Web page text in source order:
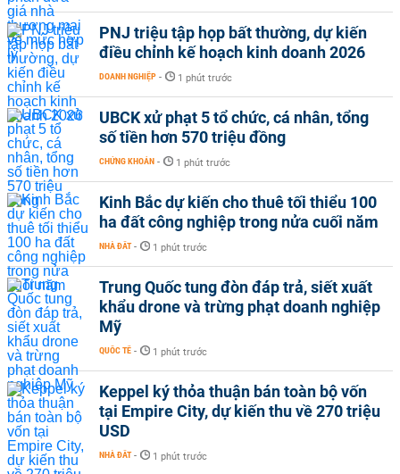
PNJ triệu tập họp bất thường, dự kiến
điều chỉnh kế hoạch kinh doanh 2026
DOANH NGHIỆP - 1 phút trước
UBCK xử phạt 5 tổ chức, cá nhân, tổng
số tiền hơn 570 triệu đồng
CHỨNG KHOÁN - 1 phút trước
Kinh Bắc dự kiến cho thuê tối thiểu 100
ha đất công nghiệp trong nửa cuối năm
NHÀ ĐẤT - 1 phút trước
Trung Quốc tung đòn đáp trả, siết xuất
khẩu drone và trừng phạt doanh nghiệp
Mỹ
QUỐC TẾ - 1 phút trước
Keppel ký thỏa thuận bán toàn bộ vốn
tại Empire City, dự kiến thu về 270 triệu
USD
NHÀ ĐẤT - 1 phút trước